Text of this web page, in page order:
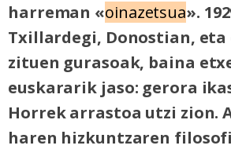
harreman «oinazetsua».
Txillardegi, Donostian,
zituen gurasoak, baina
euskararik jaso: gerora
Horrek arrastoa utzi zion.
haren hizkuntzaren